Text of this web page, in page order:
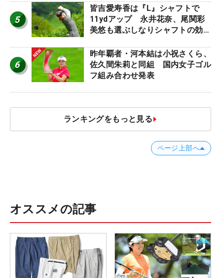
5
皆吉愛寿香は『L』シャフトで
11ydアップ 永井花奈、尾関彩
美悠も選ぶしなりシャフトの効果
ア”】
6
昨年覇者・河本結は小祝さくら、
佐久間朱莉と同組 国内女子ゴル
フ組み合わせ発表
ランキングをもっと見る
ページ上部へ
オススメの記事